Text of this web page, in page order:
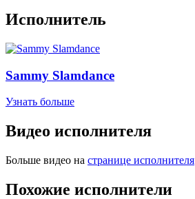
Исполнитель
Sammy Slamdance
Узнать больше
Видео исполнителя
Больше видео на странице исполнителя
Похожие исполнители